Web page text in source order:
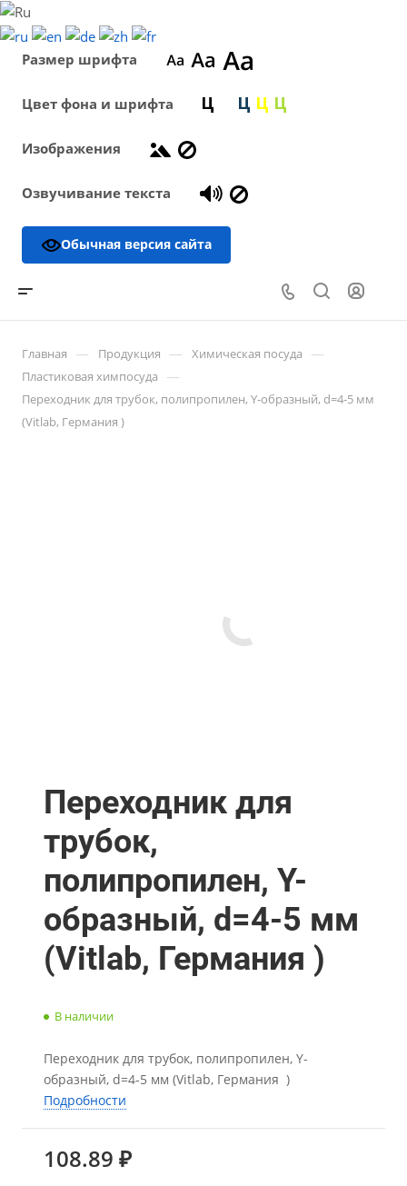
Размер шрифта
Цвет фона и шрифта
Изображения
Озвучивание текста
Обычная версия сайта
Главная — Продукция — Химическая посуда —
Пластиковая химпосуда —
Переходник для трубок, полипропилен, Y-образный, d=4-5 мм
(Vitlab, Германия )
Переходник для
трубок,
полипропилен, Y-
образный, d=4-5 мм
(Vitlab, Германия )
В наличии
Переходник для трубок, полипропилен, Y-
образный, d=4-5 мм (Vitlab, Германия )
Подробности
108.89 ₽